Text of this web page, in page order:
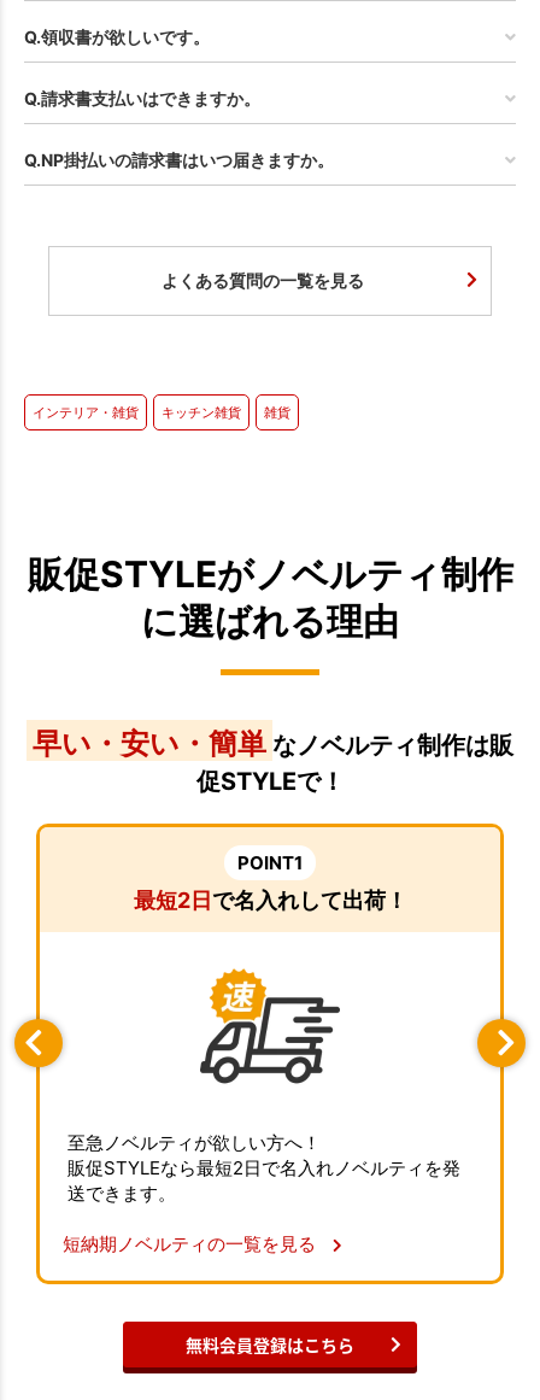
Q.領収書が欲しいです。
Q.請求書支払いはできますか。
Q.NP掛払いの請求書はいつ届きますか。
よくある質問の一覧を見る
インテリア・雑貨 キッチン雑貨 雑貨
販促STYLEがノベルティ制作
に選ばれる理由
早い・安い・簡単 なノベルティ制作は販
促STYLEで！
POINT1
最短2日で名入れして出荷！
至急ノベルティが欲しい方へ！
販促STYLEなら最短2日で名入れノベルティを発
送できます。
短納期ノベルティの一覧を見る
無料会員登録はこちら